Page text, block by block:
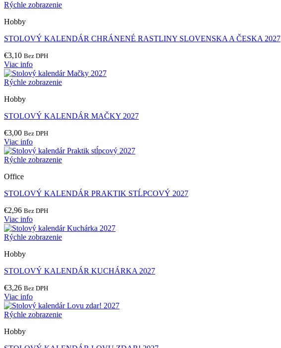
Rýchle zobrazenie
Hobby
STOLOVÝ KALENDÁR CHRÁNENÉ RASTLINY SLOVENSKA A ČESKA 2027
€3,10 Bez DPH
Viac info
Rýchle zobrazenie
Hobby
STOLOVÝ KALENDÁR MAČKY 2027
€3,00 Bez DPH
Viac info
Rýchle zobrazenie
Office
STOLOVÝ KALENDÁR PRAKTIK STĹPCOVÝ 2027
€2,96 Bez DPH
Viac info
Rýchle zobrazenie
Hobby
STOLOVÝ KALENDÁR KUCHÁRKA 2027
€3,26 Bez DPH
Viac info
Rýchle zobrazenie
Hobby